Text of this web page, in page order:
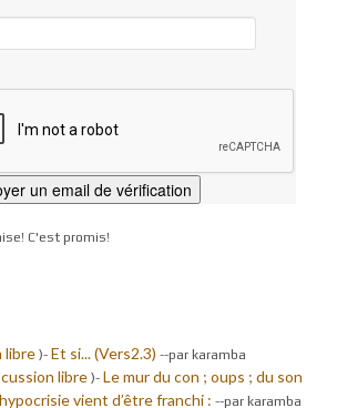
C'est promis!
libre )- Et si... (Vers2.3) --par karamba
libre )- Le mur du con ; oups ; du son
vient d’être franchi : --par karamba